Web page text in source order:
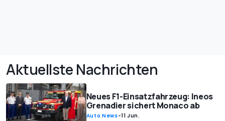
Aktuellste Nachrichten
Neues F1-Einsatzfahrzeug: Ineos
Grenadier sichert Monaco ab
Auto News-11 Jun.